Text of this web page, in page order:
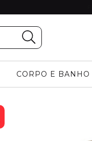
CORPO E BANHO